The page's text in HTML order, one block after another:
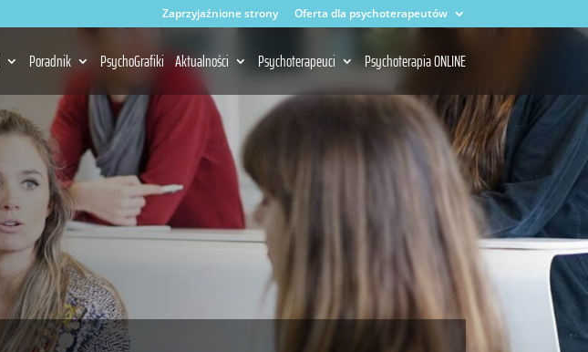
Zaprzyjaźnione strony Oferta dla psychoterapeutów
Poradnik PsychoGrafiki Aktualności Psychoterapeuci Psychoterapia ONLINE